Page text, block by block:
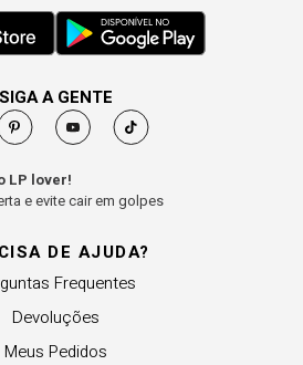
DE AJUDA?
Frequentes
Devoluções
Meus Pedidos
SIGA A GENTE
LP lover!
e evite cair em golpes